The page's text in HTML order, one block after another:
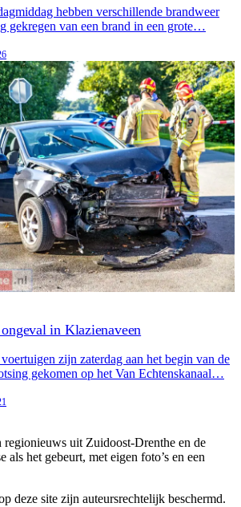
hebben verschillende brandweer
gekregen van een brand in een grote…
in Klazienaveen
zijn zaterdag aan het begin van de
gekomen op het Van Echtenskanaal…
uit Zuidoost-Drenthe en de
als het gebeurt, met eigen foto’s en een
deze site zijn auteursrechtelijk beschermd.